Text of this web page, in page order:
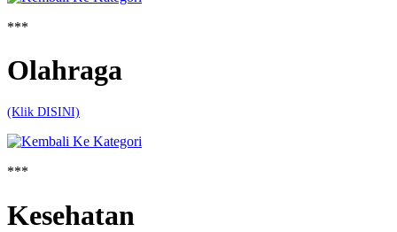
***
Olahraga
(Klik DISINI)
***
Kesehatan